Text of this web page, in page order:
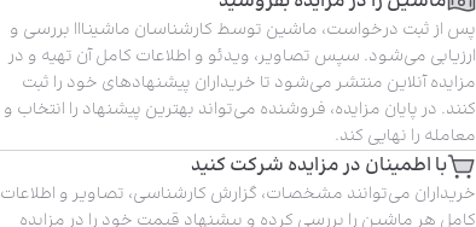
پس از ثبت درخواست، ماشین توسط کارشناسان ماشینااا بررسی و
ارزیابی می‌شود. سپس تصاویر، ویدئو و اطلاعات کامل آن تهیه و در
مزایده آنلاین منتشر می‌شود تا خریداران پیشنهادهای خود را ثبت
کنند. در پایان مزایده، فروشنده می‌تواند بهترین پیشنهاد را انتخاب و
معامله را نهایی کند.
با اطمینان در مزایده شرکت کنید
خریداران می‌توانند مشخصات، گزارش کارشناسی، تصاویر و اطلاعات
کامل هر ماشین را بررسی کرده و پیشنهاد قیمت خود را در مزایده